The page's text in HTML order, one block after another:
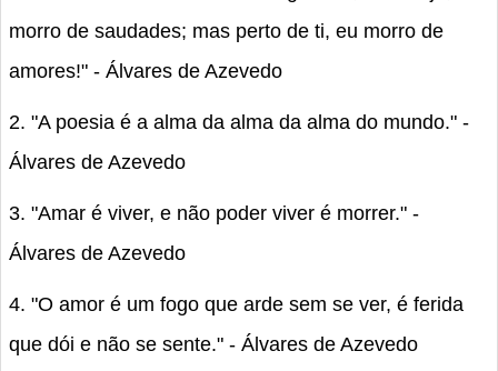
morro de saudades; mas perto de ti, eu morro de
amores!" - Álvares de Azevedo
2. "A poesia é a alma da alma da alma do mundo." -
Álvares de Azevedo
3. "Amar é viver, e não poder viver é morrer." -
Álvares de Azevedo
4. "O amor é um fogo que arde sem se ver, é ferida
que dói e não se sente." - Álvares de Azevedo